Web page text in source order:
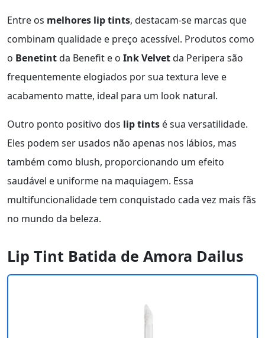
Entre os melhores lip tints, destacam-se marcas que
combinam qualidade e preço acessível. Produtos como
o Benetintda Benefit e o Ink Velvetda Peripera são
frequentemente elogiados por sua textura leve e
acabamento matte, ideal para um look natural.
Outro ponto positivo dos lip tints é sua versatilidade.
Eles podem ser usados não apenas nos lábios, mas
também como blush, proporcionando um efeito
saudável e uniforme na maquiagem. Essa
multifuncionalidade tem conquistado cada vez mais fãs
no mundo da beleza.
Lip Tint Batida de Amora Dailus